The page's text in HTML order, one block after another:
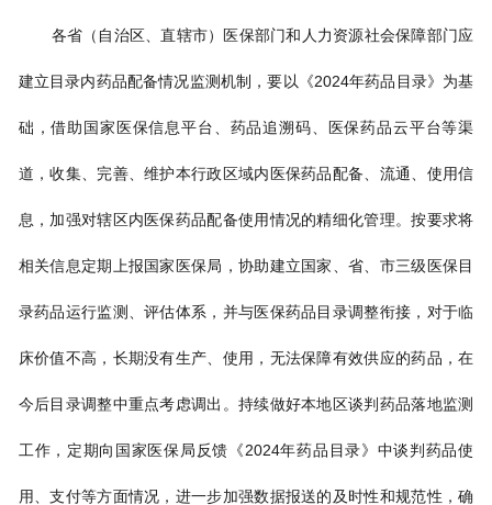
各省（自治区、直辖市）医保部门和人力资源社会保障部门应
建立目录内药品配备情况监测机制，要以《2024年药品目录》为基
础，借助国家医保信息平台、药品追溯码、医保药品云平台等渠
道，收集、完善、维护本行政区域内医保药品配备、流通、使用信
息，加强对辖区内医保药品配备使用情况的精细化管理。按要求将
相关信息定期上报国家医保局，协助建立国家、省、市三级医保目
录药品运行监测、评估体系，并与医保药品目录调整衔接，对于临
床价值不高，长期没有生产、使用，无法保障有效供应的药品，在
今后目录调整中重点考虑调出。持续做好本地区谈判药品落地监测
工作，定期向国家医保局反馈《2024年药品目录》中谈判药品使
用、支付等方面情况，进一步加强数据报送的及时性和规范性，确